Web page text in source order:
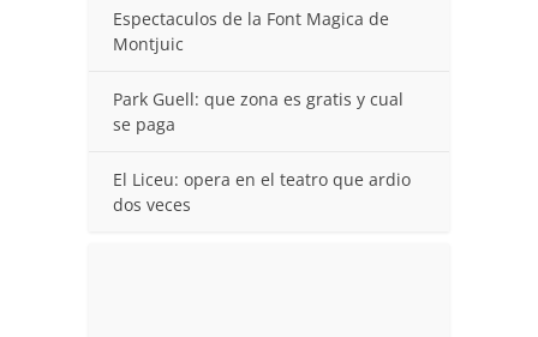
Espectaculos de la Font Magica de
Montjuic
Park Guell: que zona es gratis y cual
se paga
El Liceu: opera en el teatro que ardio
dos veces